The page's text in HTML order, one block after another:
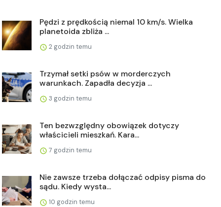
Pędzi z prędkością niemal 10 km/s. Wielka
planetoida zbliża ...
2 godzin temu
Trzymał setki psów w morderczych
warunkach. Zapadła decyzja ...
3 godzin temu
Ten bezwzględny obowiązek dotyczy
właścicieli mieszkań. Kara...
7 godzin temu
Nie zawsze trzeba dołączać odpisy pisma do
sądu. Kiedy wysta...
10 godzin temu